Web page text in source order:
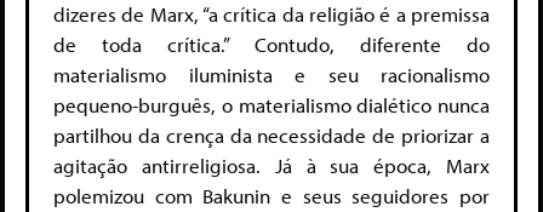
dizeres de Marx, “a crítica da religião é a premissa
de toda crítica.” Contudo, diferente do
materialismo iluminista e seu racionalismo
pequeno-burguês, o materialismo dialético nunca
partilhou da crença da necessidade de priorizar a
agitação antirreligiosa. Já à sua época, Marx
polemizou com Bakunin e seus seguidores por